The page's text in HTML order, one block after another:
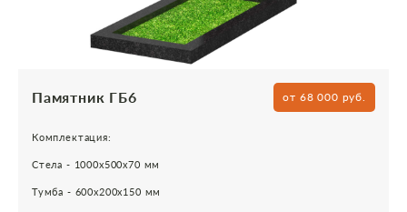
Памятник ГБ6 от 68 000 руб.
Комплектация:
Стела - 1000х500х70 мм
Тумба - 600х200х150 мм